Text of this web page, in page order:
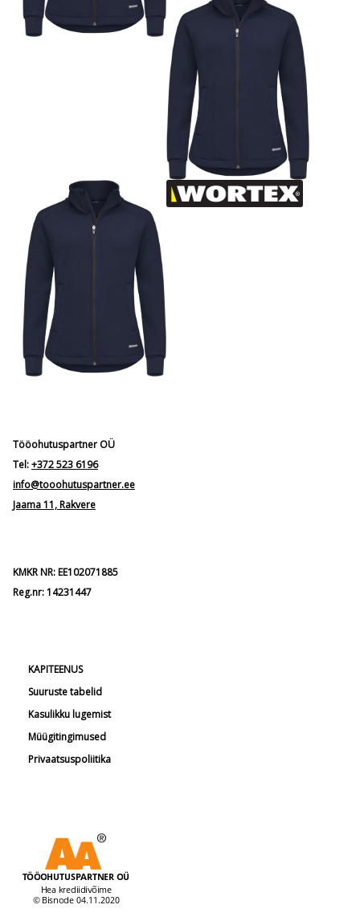
Tööohutuspartner OÜ
Tel:+372 523 6196
info@tooohutuspartner.ee
Jaama 11, Rakvere
KMKR NR: EE102071885
Reg.nr: 14231447
KAPITEENUS
Suuruste tabelid
Kasulikku lugemist
Müügitingimused
Privaatsuspoliitika